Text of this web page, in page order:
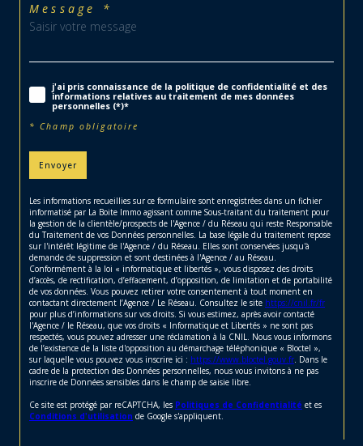
Message *
j'ai pris connaissance de la politique de confidentialité et des
informations relatives au traitement de mes données
personnelles (*)*
* Champ obligatoire
Envoyer
Les informations recueillies sur ce formulaire sont enregistrées dans un fichier
informatisé par La Boite Immo agissant comme Sous-traitant du traitement pour
la gestion de la clientèle/prospects de l'Agence / du Réseau qui reste Responsable
du Traitement de vos Données personnelles. La base légale du traitement repose
sur l'intérêt légitime de l'Agence / du Réseau. Elles sont conservées jusqu'à
demande de suppression et sont destinées à l'Agence / au Réseau.
Conformément à la loi « informatique et libertés », vous disposez des droits
d’accès, de rectification, d’effacement, d’opposition, de limitation et de portabilité
de vos données. Vous pouvez retirer votre consentement à tout moment en
contactant directement l’Agence / Le Réseau. Consultez le site https://cnil.fr/fr
pour plus d’informations sur vos droits. Si vous estimez, après avoir contacté
l'Agence / le Réseau, que vos droits « Informatique et Libertés » ne sont pas
respectés, vous pouvez adresser une réclamation à la CNIL. Nous vous informons
de l’existence de la liste d'opposition au démarchage téléphonique « Bloctel »,
sur laquelle vous pouvez vous inscrire ici : https://www.bloctel.gouv.fr. Dans le
cadre de la protection des Données personnelles, nous vous invitons à ne pas
inscrire de Données sensibles dans le champ de saisie libre.
Ce site est protégé par reCAPTCHA, les Politiques de Confidentialité et es
Conditions d'utilisation de Google s'appliquent.